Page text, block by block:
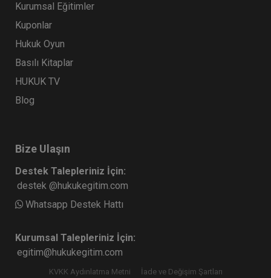
Kurumsal Eğitimler
Kuponlar
Hukuk Oyun
Basılı Kitaplar
HUKUK TV
Blog
Bize Ulaşın
Destek Talepleriniz İçin:
destek @hukukegitim.com
Whatsapp Destek Hattı
Kurumsal Talepleriniz İçin:
egitim@hukukegitim.com
KVKK Aydınlatma Metni İade ve Değişim Şartları